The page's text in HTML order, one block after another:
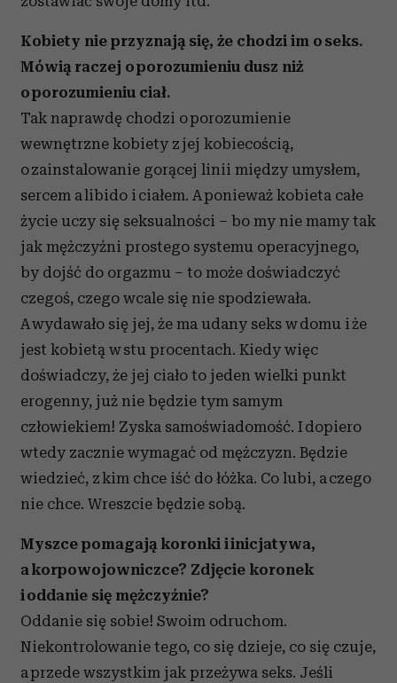
Kobiety nie przyznają się, że chodzi im o seks.
Mówią raczej o porozumieniu dusz niż
o porozumieniu ciał.
Tak naprawdę chodzi o porozumienie
wewnętrzne kobiety z jej kobiecością,
o zainstalowanie gorącej linii między umysłem,
sercem a libido i ciałem. A ponieważ kobieta całe
życie uczy się seksualności – bo my nie mamy tak
jak mężczyźni prostego systemu operacyjnego,
by dojść do orgazmu – to może doświadczyć
czegoś, czego wcale się nie spodziewała.
A wydawało się jej, że ma udany seks w domu i że
jest kobietą w stu procentach. Kiedy więc
doświadczy, że jej ciało to jeden wielki punkt
erogenny, już nie będzie tym samym
człowiekiem! Zyska samoświadomość. I dopiero
wtedy zacznie wymagać od mężczyzn. Będzie
wiedzieć, z kim chce iść do łóżka. Co lubi, a czego
nie chce. Wreszcie będzie sobą.
Myszce pomagają koronki i inicjatywa,
a korpowojowniczce? Zdjęcie koronek
i oddanie się mężczyźnie?
Oddanie się sobie! Swoim odruchom.
Niekontrolowanie tego, co się dzieje, co się czuje,
a przede wszystkim jak przeżywa seks. Jeśli